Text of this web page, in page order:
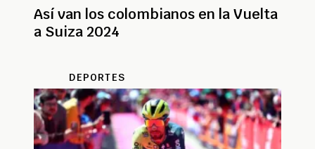
Así van los colombianos en la Vuelta
a Suiza 2024
DEPORTES